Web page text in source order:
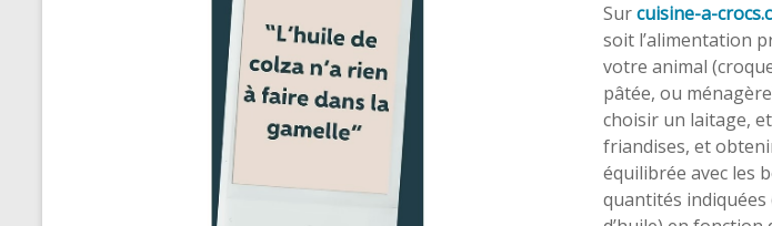
Surcuisine-a-
soit l’alimentation
votre animal
pâtée, ou
choisir un laitage, et
friandises, et
équilibrée avec les
quantités indiquées